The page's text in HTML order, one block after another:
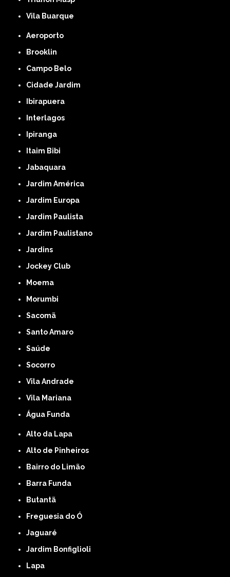
Vila Buarque
Aeroporto
Brooklin
Campo Belo
Cidade Jardim
Ibirapuera
Interlagos
Ipiranga
Itaim Bibi
Jabaquara
Jardim América
Jardim Europa
Jardim Paulista
Jardim Paulistano
Jardins
Jockey Club
Moema
Morumbi
Sacomã
Santo Amaro
Saúde
Socorro
Vila Andrade
Vila Mariana
Água Funda
Alto da Lapa
Alto de Pinheiros
Bairro do Limão
Barra Funda
Butantã
Freguesia do Ó
Jaguaré
Jardim Bonfiglioli
Lapa